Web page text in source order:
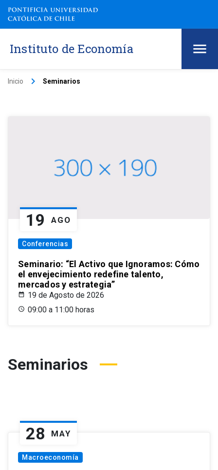
Instituto de Economía
Inicio keyboard_arrow_right Seminarios
19 AGO
Conferencias
Seminario: “El Activo que Ignoramos: Cómo
el envejecimiento redefine talento,
mercados y estrategia”
19 de Agosto de 2026
09:00 a 11:00 horas
Seminarios
28 MAY
Macroeconomía